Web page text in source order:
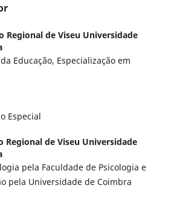
Regional de Viseu Universidade
Educação, Especialização em
Especial
Regional de Viseu Universidade
pela Faculdade de Psicologia e
pela Universidade de Coimbra